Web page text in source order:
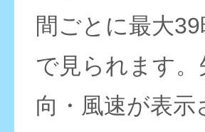
間ごとに最大
で見られます
向・風速が表示